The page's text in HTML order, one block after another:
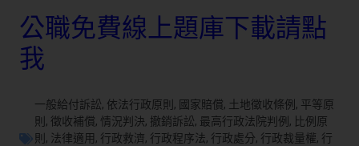
公職免費線上題庫下載請點
我
一般給付訴訟, 依法行政原則 , 國家賠償, 土地徵收條例 , 平等原
則 , 徵收補償, 情況判決, 撤銷訴訟, 最高行政法院判例 , 比例原
則 , 法律適用 , 行政救濟, 行政程序法, 行政處分, 行政裁量權, 行